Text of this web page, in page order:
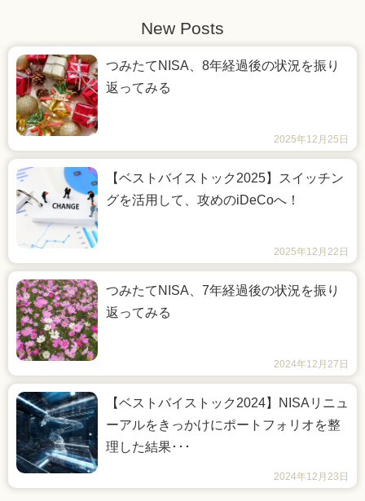
New Posts
つみたてNISA、8年経過後の状況を振り
返ってみる
2025年12月25日
【ベストバイストック2025】スイッチン
グを活用して、攻めのiDeCoへ！
2025年12月22日
つみたてNISA、7年経過後の状況を振り
返ってみる
2024年12月27日
【ベストバイストック2024】NISAリニュ
ーアルをきっかけにポートフォリオを整
理した結果･･･
2024年12月23日